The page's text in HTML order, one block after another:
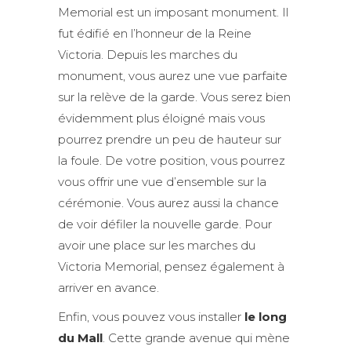
Memorial est un imposant monument. Il
fut édifié en l’honneur de la Reine
Victoria. Depuis les marches du
monument, vous aurez une vue parfaite
sur la relève de la garde. Vous serez bien
évidemment plus éloigné mais vous
pourrez prendre un peu de hauteur sur
la foule. De votre position, vous pourrez
vous offrir une vue d’ensemble sur la
cérémonie. Vous aurez aussi la chance
de voir défiler la nouvelle garde. Pour
avoir une place sur les marches du
Victoria Memorial, pensez également à
arriver en avance.
Enfin, vous pouvez vous installer le long
du Mall. Cette grande avenue qui mène